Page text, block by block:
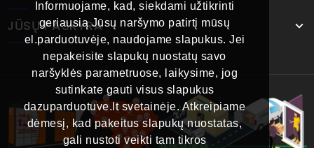
Informuojame, kad, siekdami užtikrinti
geriausią Jūsų naršymo patirtį mūsų
el.parduotuvėje, naudojame slapukus. Jei
nepakeisite slapukų nuostatų savo
naršyklės parametruose, laikysime, jog
sutinkate gauti visus slapukus
dazuparduotuve.lt svetainėje. Atkreipiame
dėmesį, kad pakeitus slapukų nuostatas,
gali nustoti veikti tam tikros
JŪSŲ PASKYRA